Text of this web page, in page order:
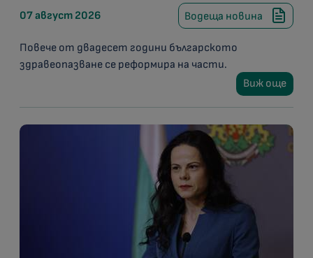
07 август 2026 Водеща новина
Повече от двадесет години българското
здравеопазване се реформира на части.
Виж още